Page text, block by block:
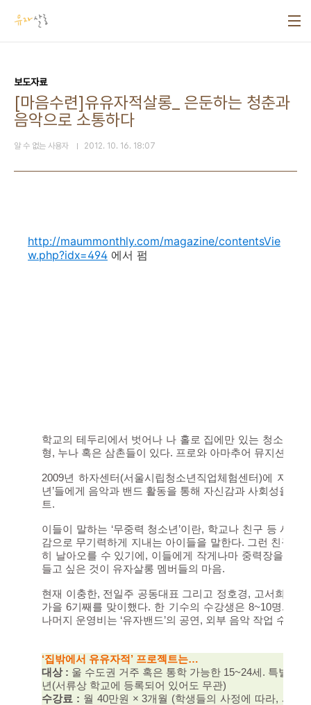
보도자료
[마음수련]유유자적살롱_ 은둔하는 청춘과
음악으로 소통하다
알 수 없는 사용자 2012. 10. 16. 18:07
http://maummonthly.com/magazine/contentsVie
w.php?idx=494 에서 펌
학교의 테두리에서 벗어나 나 홀로 집에만 있는 청소년
형, 누나 혹은 삼촌들이 있다. 프로와 아마추어 뮤지션들
2009년 하자센터(서울시립청소년직업체험센터)에 자리
년’들에게 음악과 밴드 활동을 통해 자신감과 사회성을 키
트.
이들이 말하는 ‘무중력 청소년’이란, 학교나 친구 등 사회
감으로 무기력하게 지내는 아이들을 말한다. 그런 친구
히 날아오를 수 있기에, 이들에게 작게나마 중력장을 만
들고 싶은 것이 유자살롱 멤버들의 마음.
현재 이충한, 전일주 공동대표 그리고 정호경, 고서희, 정
가을 6기째를 맞이했다. 한 기수의 수강생은 8~10명. 공
나머지 운영비는 ‘유자밴드’의 공연, 외부 음악 작업 수입
‘집밖에서 유유자적’ 프로젝트는…
대상 : 울 수도권 거주 혹은 통학 가능한 15~24세. 특별한
년(서류상 학교에 등록되어 있어도 무관)
수강료 : 월 40만원 × 3개월 (학생들의 사정에 따라, 서태